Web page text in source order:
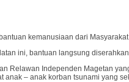
kemanusiaan dari
ini, bantuan langsung
Relawan Independen Magetan
anak – anak korban tsunami yang